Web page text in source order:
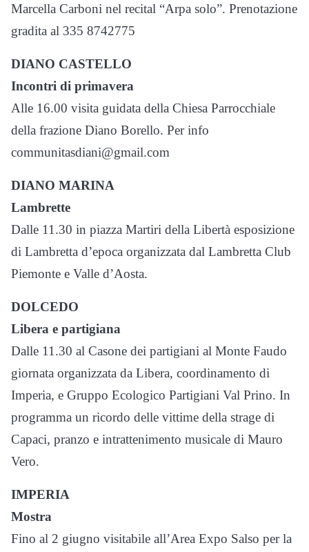
Marcella Carboni nel recital “Arpa solo”. Prenotazione
gradita al 335 8742775
DIANO CASTELLO
Incontri di primavera
Alle 16.00 visita guidata della Chiesa Parrocchiale
della frazione Diano Borello. Per info
communitasdiani@gmail.com
DIANO MARINA
Lambrette
Dalle 11.30 in piazza Martiri della Libertà esposizione
di Lambretta d’epoca organizzata dal Lambretta Club
Piemonte e Valle d’Aosta.
DOLCEDO
Libera e partigiana
Dalle 11.30 al Casone dei partigiani al Monte Faudo
giornata organizzata da Libera, coordinamento di
Imperia, e Gruppo Ecologico Partigiani Val Prino. In
programma un ricordo delle vittime della strage di
Capaci, pranzo e intrattenimento musicale di Mauro
Vero.
IMPERIA
Mostra
Fino al 2 giugno visitabile all’Area Expo Salso per la